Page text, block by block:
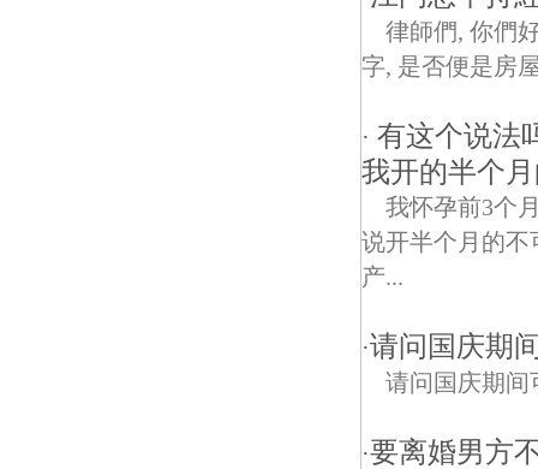
律師們, 你們
字, 是否便是房
· 有这个说法
我开的半个
我怀孕前3个
说开半个月的不
产...
·请问国庆期
请问国庆期间
·要离婚男方